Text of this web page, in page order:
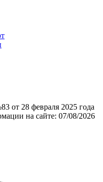
от 28 февраля 2025 года
на сайте: 07/08/2026